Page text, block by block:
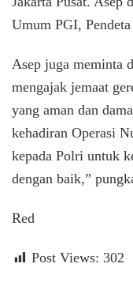
Umum PGI,
Asep juga meminta
mengajak jemaat
yang aman dan
kehadiran Operasi
kepada Polri untuk
dengan baik,”
Red
Post Views: 302